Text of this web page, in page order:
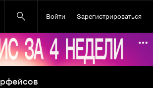
Войти Зарегистрироваться